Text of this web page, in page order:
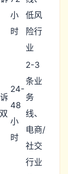
小
时
低风
险行
业
24-
48
小
时
2-3
条业
务
线、
电商/
社交
行业